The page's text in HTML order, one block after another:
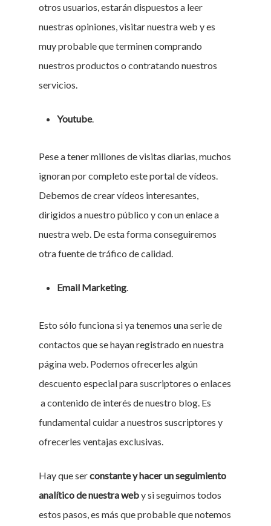
otros usuarios, estarán dispuestos a leer
nuestras opiniones, visitar nuestra web y es
muy probable que terminen comprando
nuestros productos o contratando nuestros
servicios.
Youtube.
Pese a tener millones de visitas diarias, muchos
ignoran por completo este portal de vídeos.
Debemos de crear vídeos interesantes,
dirigidos a nuestro público y con un enlace a
nuestra web. De esta forma conseguiremos
otra fuente de tráfico de calidad.
Email Marketing.
Esto sólo funciona si ya tenemos una serie de
contactos que se hayan registrado en nuestra
página web. Podemos ofrecerles algún
descuento especial para suscriptores o enlaces
a contenido de interés de nuestro blog. Es
fundamental cuidar a nuestros suscriptores y
ofrecerles ventajas exclusivas.
Hay que serconstante y hacer un seguimiento
analítico de nuestra weby si seguimos todos
estos pasos, es más que probable que notemos